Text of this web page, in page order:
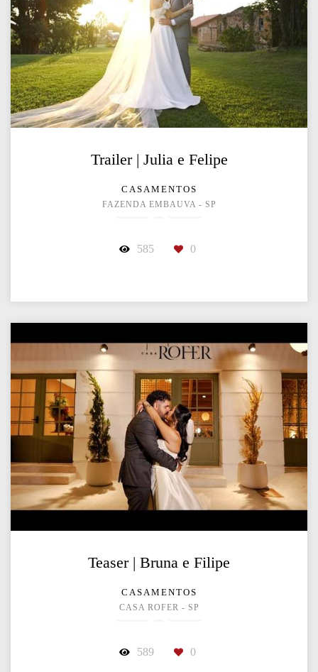
Trailer | Julia e Felipe
CASAMENTOS
FAZENDA EMBAUVA - SP
585 0
Teaser | Bruna e Filipe
CASAMENTOS
CASA ROFER - SP
589 0